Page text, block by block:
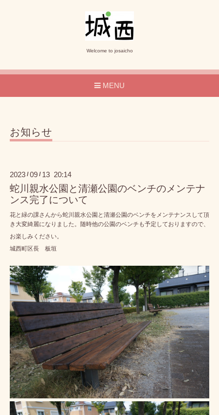
Welcome to josaicho
MENU
お知らせ
2023 / 09 / 13 20:14
蛇川親水公園と清瀬公園のベンチのメンテナ
ンス完了について
花と緑の課さんから蛇川親水公園と清瀬公園のベンチをメンテナンスして頂
き大変綺麗になりました。随時他の公園のベンチも予定しておりますので、
お楽しみください。
城西町区長 板垣